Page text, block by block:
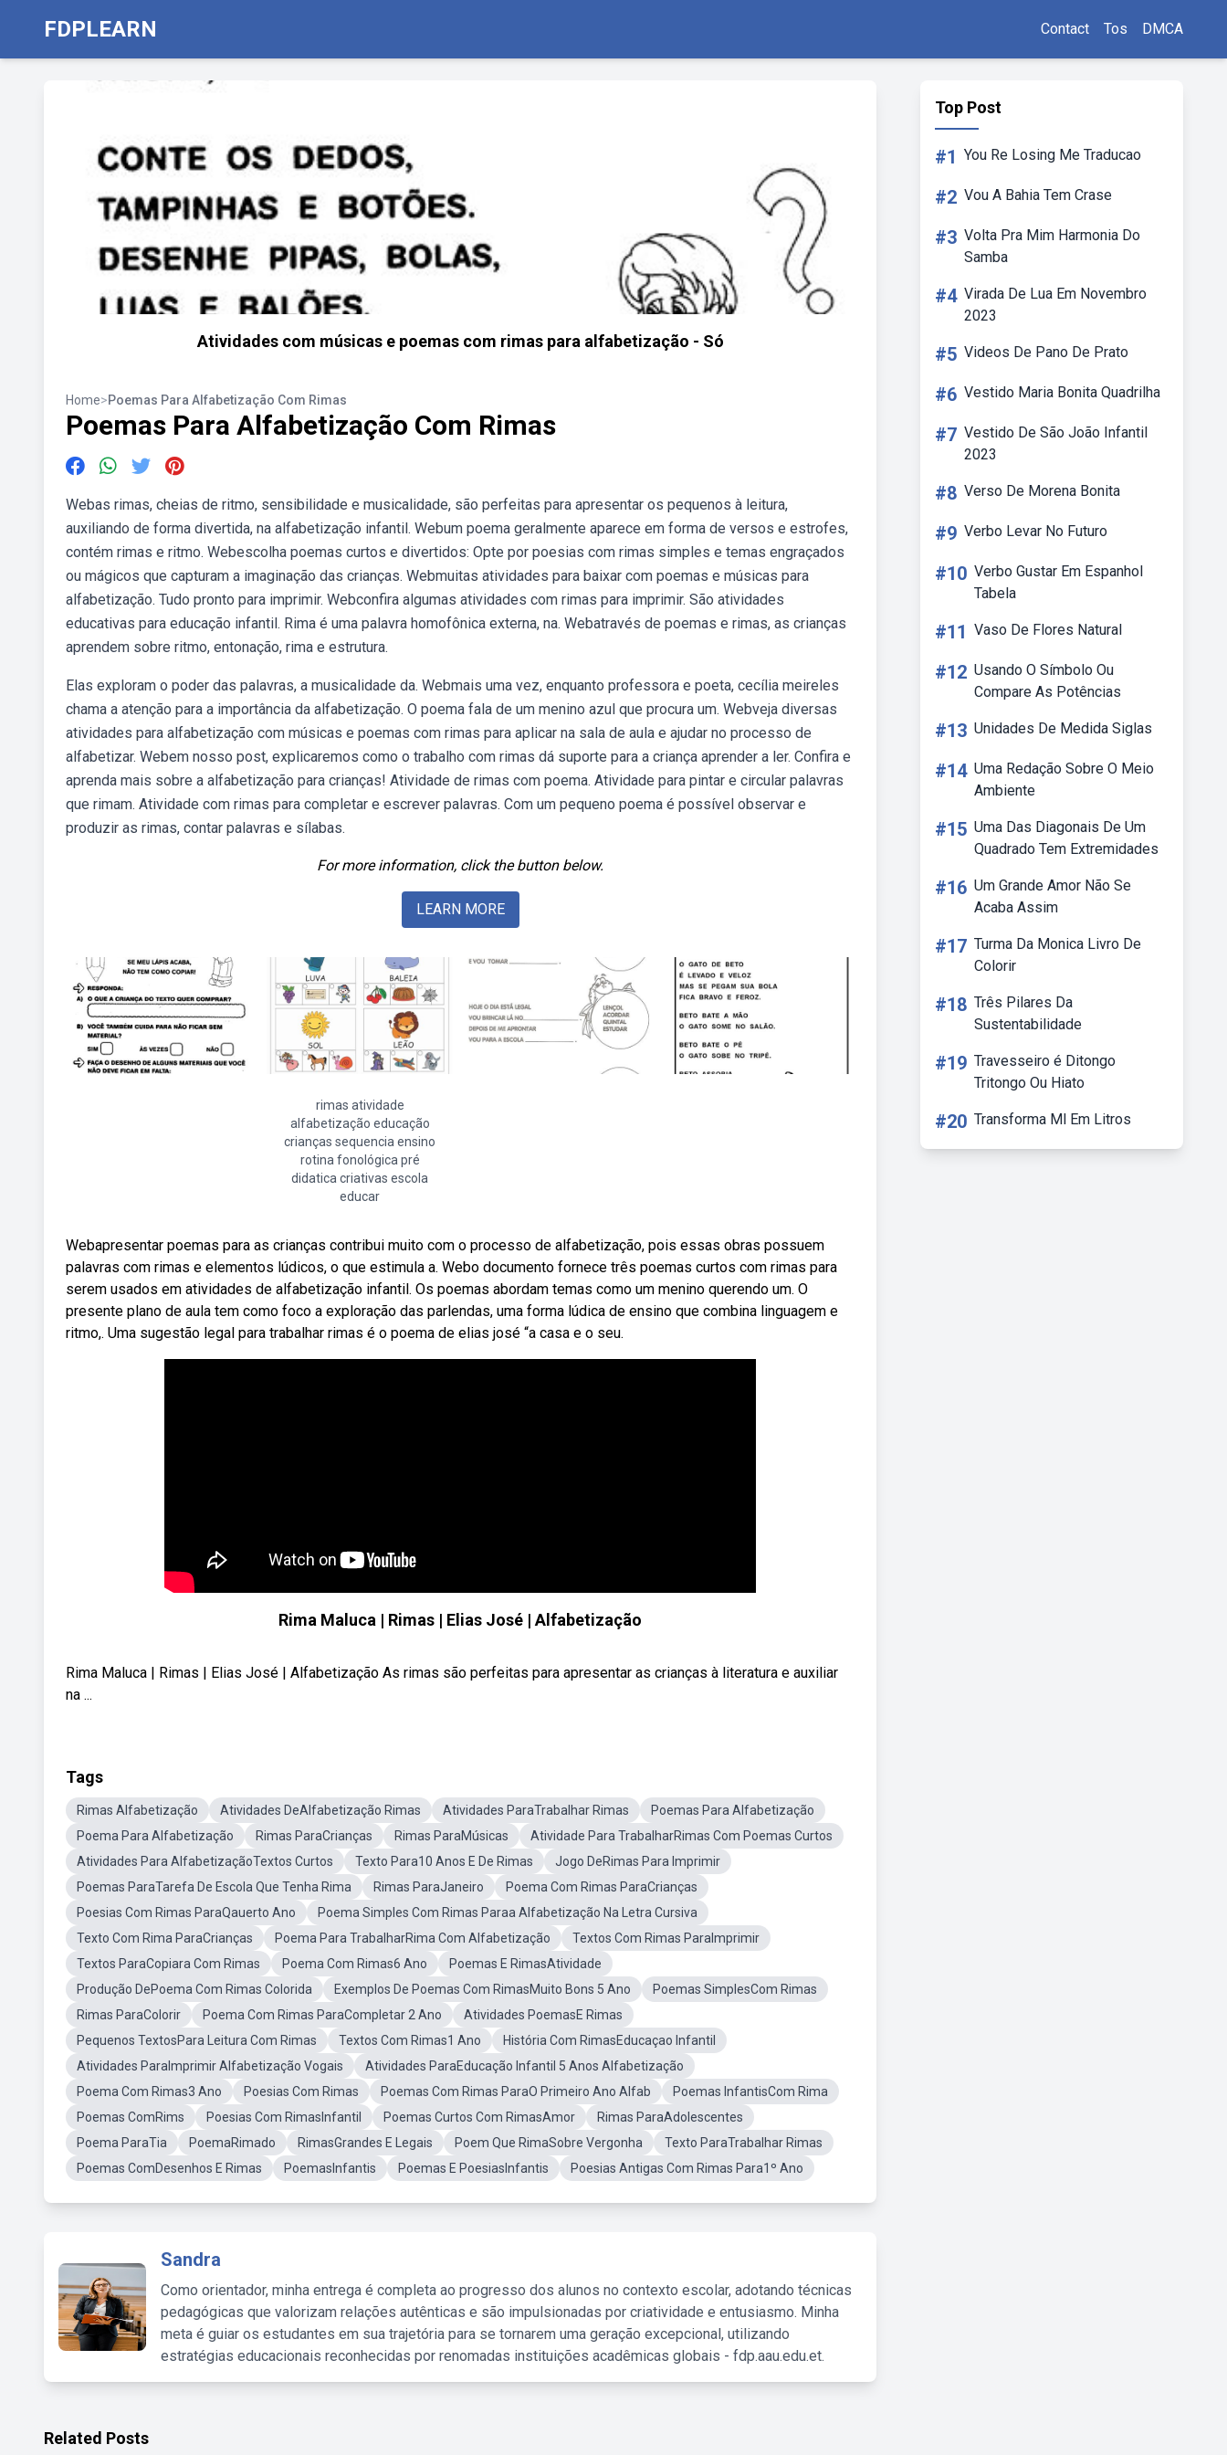
FDPLEARN Contact Tos DMCA
Atividades com músicas e poemas com rimas para alfabetização - Só
Home>Poemas Para Alfabetização Com Rimas
Poemas Para Alfabetização Com Rimas
Webas rimas, cheias de ritmo, sensibilidade e musicalidade, são perfeitas para apresentar os pequenos à leitura,
auxiliando de forma divertida, na alfabetização infantil. Webum poema geralmente aparece em forma de versos e estrofes,
contém rimas e ritmo. Webescolha poemas curtos e divertidos: Opte por poesias com rimas simples e temas engraçados
ou mágicos que capturam a imaginação das crianças. Webmuitas atividades para baixar com poemas e músicas para
alfabetização. Tudo pronto para imprimir. Webconfira algumas atividades com rimas para imprimir. São atividades
educativas para educação infantil. Rima é uma palavra homofônica externa, na. Webatravés de poemas e rimas, as crianças
aprendem sobre ritmo, entonação, rima e estrutura.
Elas exploram o poder das palavras, a musicalidade da. Webmais uma vez, enquanto professora e poeta, cecília meireles
chama a atenção para a importância da alfabetização. O poema fala de um menino azul que procura um. Webveja diversas
atividades para alfabetização com músicas e poemas com rimas para aplicar na sala de aula e ajudar no processo de
alfabetizar. Webem nosso post, explicaremos como o trabalho com rimas dá suporte para a criança aprender a ler. Confira e
aprenda mais sobre a alfabetização para crianças! Atividade de rimas com poema. Atividade para pintar e circular palavras
que rimam. Atividade com rimas para completar e escrever palavras. Com um pequeno poema é possível observar e
produzir as rimas, contar palavras e sílabas.
For more information, click the button below.
LEARN MORE
rimas atividade
alfabetização educação
crianças sequencia ensino
rotina fonológica pré
didatica criativas escola
educar
Webapresentar poemas para as crianças contribui muito com o processo de alfabetização, pois essas obras possuem
palavras com rimas e elementos lúdicos, o que estimula a. Webo documento fornece três poemas curtos com rimas para
serem usados em atividades de alfabetização infantil. Os poemas abordam temas como um menino querendo um. O
presente plano de aula tem como foco a exploração das parlendas, uma forma lúdica de ensino que combina linguagem e
ritmo,. Uma sugestão legal para trabalhar rimas é o poema de elias josé “a casa e o seu.
Rima Maluca | Rimas | Elias José | Alfabetização
Rima Maluca | Rimas | Elias José | Alfabetização As rimas são perfeitas para apresentar as crianças à literatura e auxiliar
na ...
Tags
Rimas Alfabetização Atividades DeAlfabetização Rimas Atividades ParaTrabalhar Rimas
Poemas Para Alfabetização
Poema Para Alfabetização
Rimas ParaCrianças Rimas ParaMúsicas
Atividade Para TrabalharRimas Com Poemas Curtos
Atividades Para AlfabetizaçãoTextos Curtos
Texto Para10 Anos E De Rimas
Jogo DeRimas Para Imprimir
Poemas ParaTarefa De Escola Que Tenha Rima
Rimas ParaJaneiro
Poema Com Rimas ParaCrianças
Poesias Com Rimas ParaQauerto Ano
Poema Simples Com Rimas Paraa Alfabetização Na Letra Cursiva
Texto Com Rima ParaCrianças
Poema Para TrabalharRima Com Alfabetização
Textos Com Rimas ParaImprimir
Textos ParaCopiara Com Rimas
Poema Com Rimas6 Ano
Poemas E RimasAtividade
Produção DePoema Com Rimas Colorida
Exemplos De Poemas Com RimasMuito Bons 5 Ano
Poemas SimplesCom Rimas
Rimas ParaColorir
Poema Com Rimas ParaCompletar 2 Ano
Atividades PoemasE Rimas
Pequenos TextosPara Leitura Com Rimas
Textos Com Rimas1 Ano
História Com RimasEducaçao Infantil
Atividades ParaImprimir Alfabetização Vogais
Atividades ParaEducação Infantil 5 Anos Alfabetização
Poema Com Rimas3 Ano
Poesias Com Rimas Poemas Com Rimas ParaO Primeiro Ano Alfab
Poemas InfantisCom Rima
Poemas ComRims
Poesias Com RimasInfantil Poemas Curtos Com RimasAmor
Rimas ParaAdolescentes
Poema ParaTia
PoemaRimado RimasGrandes E Legais Poem Que RimaSobre Vergonha
Texto ParaTrabalhar Rimas
Poemas ComDesenhos E Rimas
PoemasInfantis Poemas E PoesiasInfantis Poesias Antigas Com Rimas Para1º Ano
Sandra
Como orientador, minha entrega é completa ao progresso dos alunos no contexto escolar, adotando técnicas
pedagógicas que valorizam relações autênticas e são impulsionadas por criatividade e entusiasmo. Minha
meta é guiar os estudantes em sua trajetória para se tornarem uma geração excepcional, utilizando
estratégias educacionais reconhecidas por renomadas instituições acadêmicas globais - fdp.aau.edu.et.
Top Post
#1 You Re Losing Me Traducao
#2 Vou A Bahia Tem Crase
#3 Volta Pra Mim Harmonia Do
Samba
#4 Virada De Lua Em Novembro
2023
#5 Videos De Pano De Prato
#6 Vestido Maria Bonita Quadrilha
#7 Vestido De São João Infantil
2023
#8 Verso De Morena Bonita
#9 Verbo Levar No Futuro
#10 Verbo Gustar Em Espanhol
Tabela
#11 Vaso De Flores Natural
#12 Usando O Símbolo Ou
Compare As Potências
#13 Unidades De Medida Siglas
#14 Uma Redação Sobre O Meio
Ambiente
#15 Uma Das Diagonais De Um
Quadrado Tem Extremidades
#16 Um Grande Amor Não Se
Acaba Assim
#17 Turma Da Monica Livro De
Colorir
#18 Três Pilares Da
Sustentabilidade
#19 Travesseiro é Ditongo
Tritongo Ou Hiato
#20 Transforma Ml Em Litros
Related Posts